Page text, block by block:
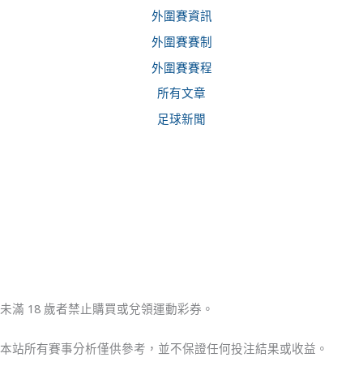
外圍賽資訊
外圍賽賽制
外圍賽賽程
所有文章
足球新聞
未滿 18 歲者禁止購買或兌領運動彩券。
本站所有賽事分析僅供參考，並不保證任何投注結果或收益。